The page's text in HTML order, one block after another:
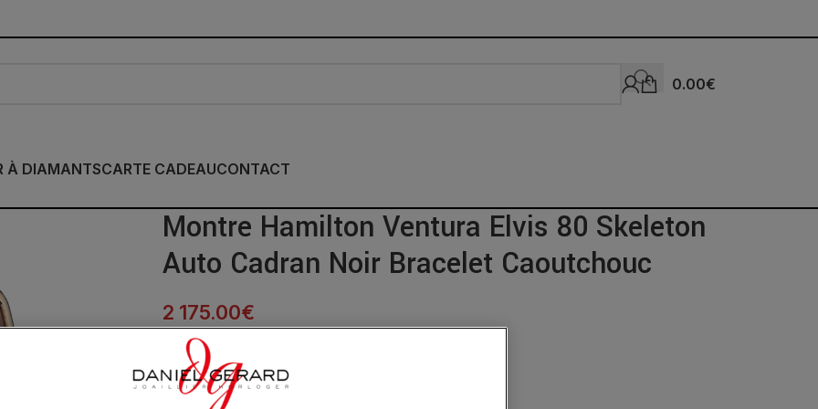
0.00€
À DIAMANTSCARTE CADEAUCONTACT
Montre Hamilton Ventura Elvis 80 Skeleton
Auto Cadran Noir Bracelet Caoutchouc
2 175.00€